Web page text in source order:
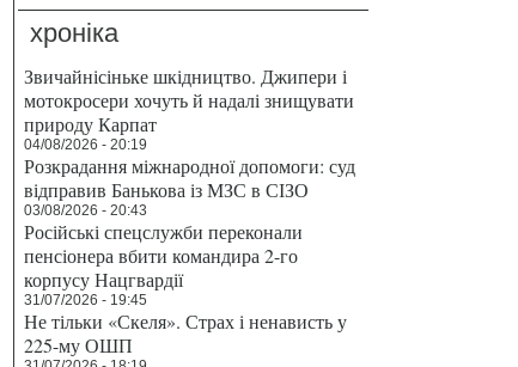
хроніка
Звичайнісіньке шкідництво. Джипери і
мотокросери хочуть й надалі знищувати
природу Карпат
04/08/2026 - 20:19
Розкрадання міжнародної допомоги: суд
відправив Банькова із МЗС в СІЗО
03/08/2026 - 20:43
Російські спецслужби переконали
пенсіонера вбити командира 2-го
корпусу Нацгвардії
31/07/2026 - 19:45
Не тільки «Скеля». Страх і ненависть у
225-му ОШП